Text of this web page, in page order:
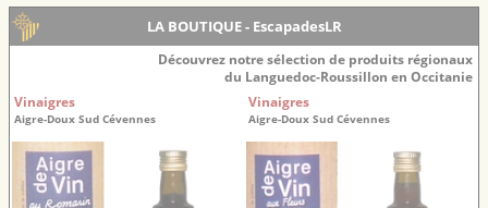
LA BOUTIQUE - EscapadesLR
Découvrez notre sélection de produits régionaux
du Languedoc-Roussillon en Occitanie
Vinaigres
Aigre-Doux Sud Cévennes
Vinaigres
Aigre-Doux Sud Cévennes